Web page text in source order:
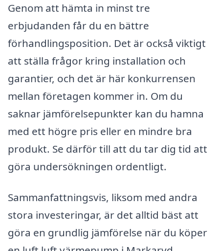
Genom att hämta in minst tre
erbjudanden får du en bättre
förhandlingsposition. Det är också viktigt
att ställa frågor kring installation och
garantier, och det är här konkurrensen
mellan företagen kommer in. Om du
saknar jämförelsepunkter kan du hamna
med ett högre pris eller en mindre bra
produkt. Se därför till att du tar dig tid att
göra undersökningen ordentligt.
Sammanfattningsvis, liksom med andra
stora investeringar, är det alltid bäst att
göra en grundlig jämförelse när du köper